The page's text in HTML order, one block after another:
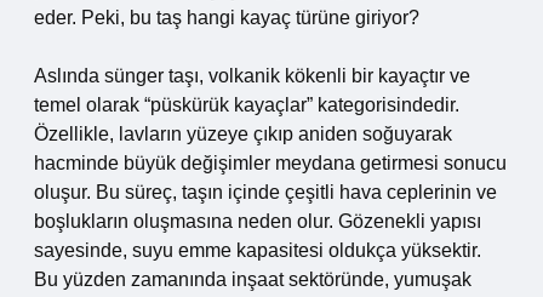
eder. Peki, bu taş hangi kayaç türüne giriyor?
Aslında sünger taşı, volkanik kökenli bir kayaçtır ve
temel olarak “püskürük kayaçlar” kategorisindedir.
Özellikle, lavların yüzeye çıkıp aniden soğuyarak
hacminde büyük değişimler meydana getirmesi sonucu
oluşur. Bu süreç, taşın içinde çeşitli hava ceplerinin ve
boşlukların oluşmasına neden olur. Gözenekli yapısı
sayesinde, suyu emme kapasitesi oldukça yüksektir.
Bu yüzden zamanında inşaat sektöründe, yumuşak